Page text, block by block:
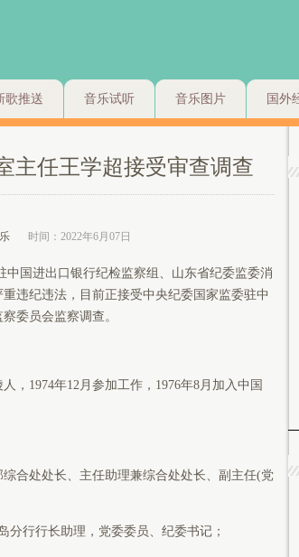
歌推送 音乐试听 音乐图片 国外
主任王学超接受审查调查
时间：2022年6月07日
国进出口银行纪检监察组、山东省纪委监委消
违纪违法，目前正接受中央纪委国家监委驻中
委员会监察调查。
1974年12月参加工作，1976年8月加入中国
合处处长、主任助理兼综合处处长、副主任(党
行行长助理，党委委员、纪委书记；